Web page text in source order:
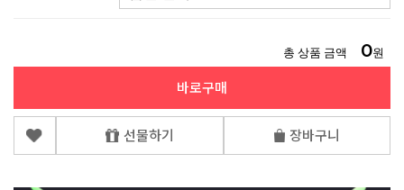
총 상품 금액 0원
바로구매
선물하기 장바구니